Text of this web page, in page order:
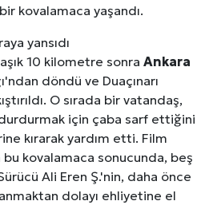
kovalamaca yaşandı.
yansıdı
10 kilometre sonra Ankara
döndü ve Duaçınarı
O sırada bir vatandaş,
için çaba sarf ettiğini
kırarak yardım etti. Film
kovalamaca sonucunda, beş
Ali Eren Ş.'nin, daha önce
dolayı ehliyetine el